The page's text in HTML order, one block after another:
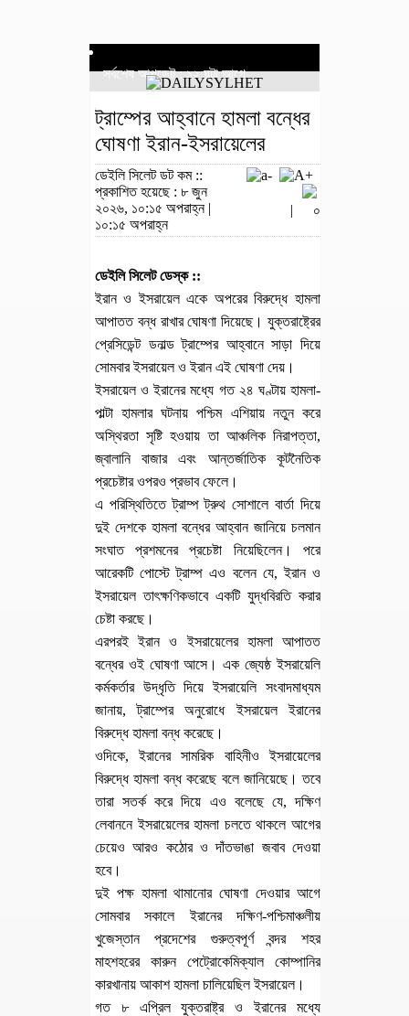
সর্বশেষ আপডেট : ১২ ঘন্টা আগে
ট্রাম্পের আহ্বানে হামলা বন্ধের
ঘোষণা ইরান-ইসরায়েলের
ডেইলি সিলেট ডট কম ::
প্রকাশিত হয়েছে : ৮ জুন
২০২৬, ১০:১৫ অপরাহ্ন |
১০:১৫ অপরাহ্ন
| ০
ডেইলি সিলেট ডেস্ক ::
ইরান ও ইসরায়েল একে অপরের বিরুদ্ধে হামলা
আপাতত বন্ধ রাখার ঘোষণা দিয়েছে। যুক্তরাষ্ট্রের
প্রেসিডেন্ট ডনাল্ড ট্রাম্পের আহ্বানে সাড়া দিয়ে
সোমবার ইসরায়েল ও ইরান এই ঘোষণা দেয়।
ইসরায়েল ও ইরানের মধ্যে গত ২৪ ঘণ্টায় হামলা-
পাল্টা হামলার ঘটনায় পশ্চিম এশিয়ায় নতুন করে
অস্থিরতা সৃষ্টি হওয়ায় তা আঞ্চলিক নিরাপত্তা,
জ্বালানি বাজার এবং আন্তর্জাতিক কূটনৈতিক
প্রচেষ্টার ওপরও প্রভাব ফেলে।
এ পরিস্থিতিতে ট্রাম্প ট্রুথ সোশালে বার্তা দিয়ে
দুই দেশকে হামলা বন্ধের আহ্বান জানিয়ে চলমান
সংঘাত প্রশমনের প্রচেষ্টা নিয়েছিলেন। পরে
আরেকটি পোস্টে ট্রাম্প এও বলেন যে, ইরান ও
ইসরায়েল তাৎক্ষণিকভাবে একটি যুদ্ধবিরতি করার
চেষ্টা করছে।
এরপরই ইরান ও ইসরায়েলের হামলা আপাতত
বন্ধের ওই ঘোষণা আসে। এক জ্যেষ্ঠ ইসরায়েলি
কর্মকর্তার উদ্ধৃতি দিয়ে ইসরায়েলি সংবাদমাধ্যম
জানায়, ট্রাম্পের অনুরোধে ইসরায়েল ইরানের
বিরুদ্ধে হামলা বন্ধ করেছে।
ওদিকে, ইরানের সামরিক বাহিনীও ইসরায়েলের
বিরুদ্ধে হামলা বন্ধ করেছে বলে জানিয়েছে। তবে
তারা সতর্ক করে দিয়ে এও বলেছে যে, দক্ষিণ
লেবাননে ইসরায়েলের হামলা চলতে থাকলে আগের
চেয়েও আরও কঠোর ও দাঁতভাঙা জবাব দেওয়া
হবে।
দুই পক্ষ হামলা থামানোর ঘোষণা দেওয়ার আগে
সোমবার সকালে ইরানের দক্ষিণ-পশ্চিমাঞ্চলীয়
খুজেস্তান প্রদেশের গুরুত্বপূর্ণ বন্দর শহর
মাহশহরের কারুন পেট্রোকেমিক্যাল কোম্পানির
কারখানায় আকাশ হামলা চালিয়েছিল ইসরায়েল।
গত ৮ এপ্রিল যুক্তরাষ্ট্র ও ইরানের মধ্যে